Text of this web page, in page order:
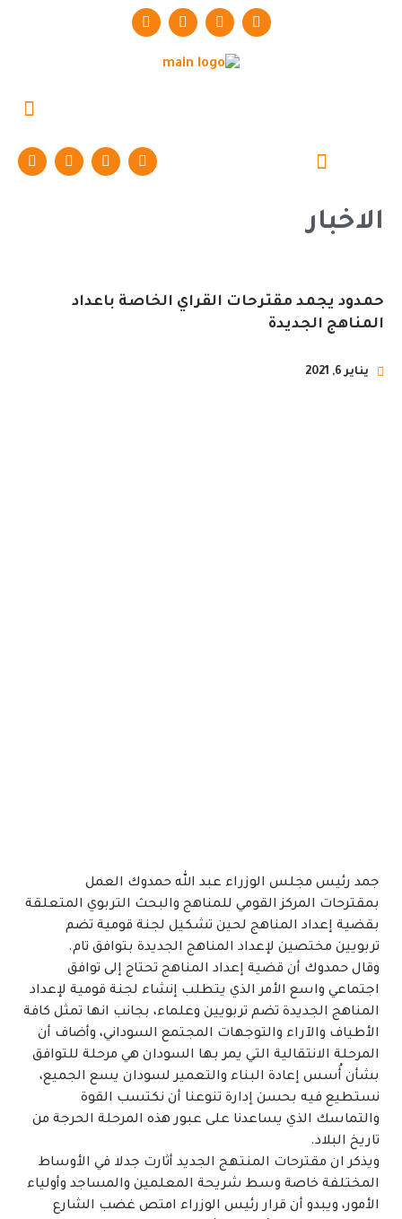
الاخبار
حمدود يجمد مقترحات القراي الخاصة باعداد
المناهج الجديدة
يناير 6, 2021
جمد رئيس مجلس الوزراء عبد الله حمدوك العمل
بمقترحات المركز القومي للمناهج والبحث التربوي المتعلقة
بقضية إعداد المناهج لحين تشكيل لجنة قومية تضم
تربويين مختصين لإعداد المناهج الجديدة بتوافق تام.
وقال حمدوك أن قضية إعداد المناهج تحتاج إلى توافق
اجتماعي واسع الأمر الذي يتطلب إنشاء لجنة قومية لإعداد
المناهج الجديدة تضم تربويين وعلماء، بجانب انها تمثل كافة
الأطياف والآراء والتوجهات المجتمع السوداني، وأضاف أن
المرحلة الانتقالية التي يمر بها السودان هي مرحلة للتوافق
بشأن أُسس إعادة البناء والتعمير لسودان يسع الجميع،
نستطيع فيه بحسن إدارة تنوعنا أن نكتسب القوة
والتماسك الذي يساعدنا على عبور هذه المرحلة الحرجة من
تاريخ البلاد.
ويذكر ان مقترحات المنتهج الجديد أثارت جدلا في الأوساط
المختلفة خاصة وسط شريحة المعلمين والمساجد وأولياء
الأمور، ويبدو أن قرار رئيس الوزراء امتص غضب الشارع